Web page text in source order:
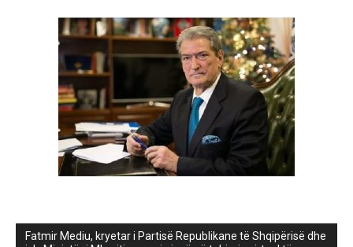
Fatmir Mediu, kryetar i Partisë Republikane të Shqipërisë dhe